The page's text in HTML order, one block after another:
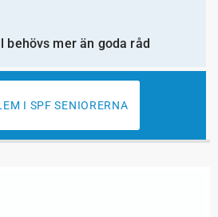
behövs mer än goda råd
I SPF SENIORERNA